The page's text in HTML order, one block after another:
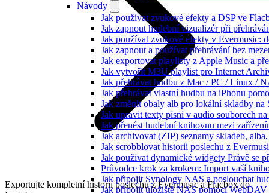
Návody
Jak používat zvukové efekty a DSP ve
Jak zapnout hudební vizualizér při
Jak používat zvukové efekty v Evermusic:
Jak zapnout a používat přehrávání bez
Jak exportovat playlisty z Apple Music a
Jak vytvořit M3U playlist pro Internet
Jak přehrávat hudbu z Mac / PC / Linux /
Jak přehrávat vlastní hudbu na iPhonu
Jak změnit obaly alb pro lokální skladby
Jak upravit texty písní v audio souborech
Jak přenést hudební knihovnu mezi
Jak archivovat (ZIP) seznamy skladeb,
Jak scrobblovat historii poslechu z
Jak používat dynamické widgety Právě se
Průvodce krok za krokem: Import vaší
Jak připojit Synology NAS a poslouchat
Jak připojit úložiště NAS pomocí WebDAV
Exportujte kompletní historii poslechu z Evermusic a Flacbox do